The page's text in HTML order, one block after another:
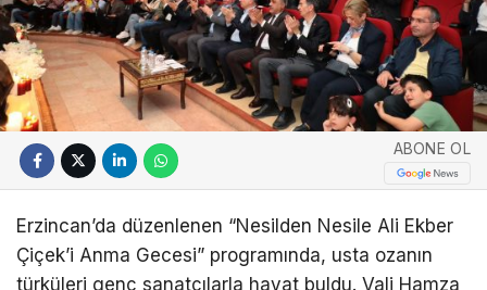
ABONE OL
Erzincan’da düzenlenen “Nesilden Nesile Ali Ekber
Çiçek’i Anma Gecesi” programında, usta ozanın
türküleri genç sanatçılarla hayat buldu. Vali Hamza